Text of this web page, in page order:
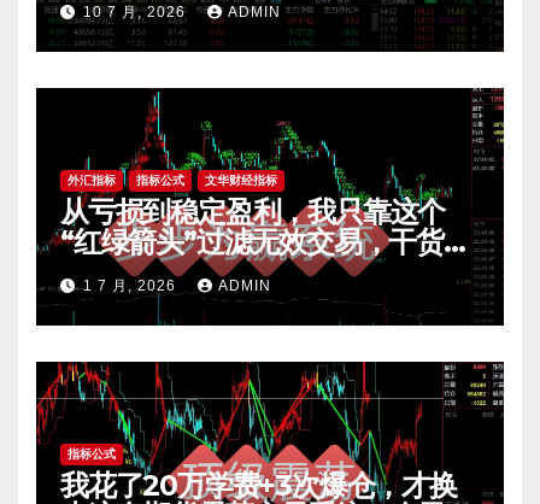
10 7 月, 2026 ADMIN
外汇指标 指标公式 文华财经指标
从亏损到稳定盈利，我只靠这个
“红绿箭头”过滤无效交易，干货全
公开 mt4指标
1 7 月, 2026 ADMIN
指标公式
我花了20万学费+3次爆仓，才换